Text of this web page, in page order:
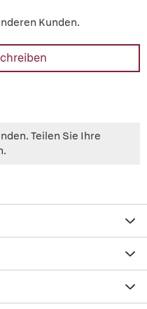
Kunden.
Teilen Sie Ihre